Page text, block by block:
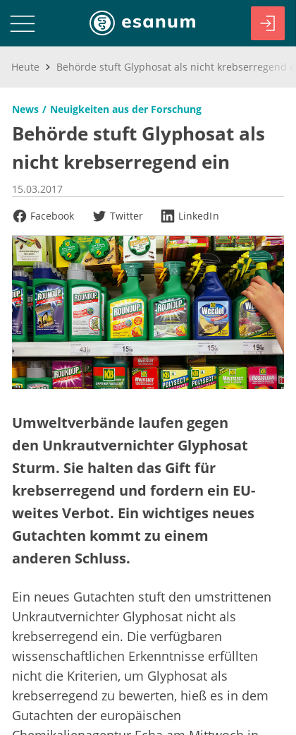
Heute
News Neuigkeiten aus der Forschung
Behörde stuft Glyphosat als
nicht krebserregend ein
15.03.2017
Facebook
Twitter LinkedIn
Umweltverbände laufen gegen
den Unkrautvernichter Glyphosat
Sturm. Sie halten das Gift für
krebserregend und fordern ein EU-
weites Verbot. Ein wichtiges neues
Gutachten kommt zu einem
anderen Schluss.
Ein neues Gutachten stuft den umstrittenen
Unkrautvernichter Glyphosat nicht als
krebserregend ein. Die verfügbaren
wissenschaftlichen Erkenntnisse erfüllten
nicht die Kriterien, um Glyphosat als
krebserregend zu bewerten, hieß es in dem
Gutachten der europäischen